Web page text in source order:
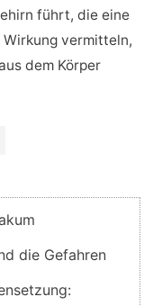
führt, die eine
vermitteln,
dem Körper
die Gefahren